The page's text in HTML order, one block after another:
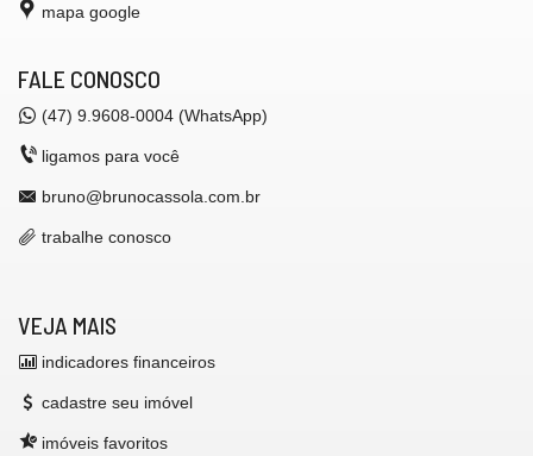
mapa google
FALE CONOSCO
(47) 9.9608-0004 (WhatsApp)
ligamos para você
bruno@brunocassola.com.br
trabalhe conosco
VEJA MAIS
indicadores financeiros
cadastre seu imóvel
imóveis favoritos